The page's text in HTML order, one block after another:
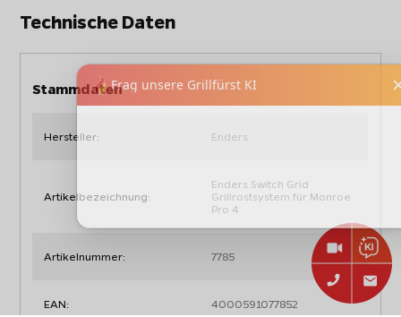
Technische Daten
Stammdaten
Hersteller: Enders
Artikelbezeichnung:
Enders Switch Grid
Grillrostsystem für Monroe
Pro 4
Artikelnummer: 7785
EAN: 4000591077852